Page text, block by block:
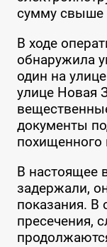
сумму свыше
В ходе
обнаружила
один на
улице Новая
документы
похищенного
В настоящее
задержали,
показания. В
пресечения,